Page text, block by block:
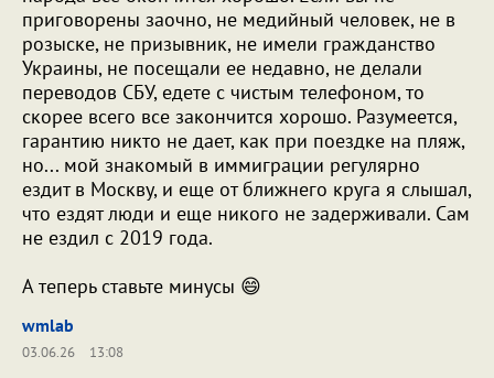
приговорены заочно, не медийный человек, не в
розыске, не призывник, не имели гражданство
Украины, не посещали ее недавно, не делали
переводов СБУ, едете с чистым телефоном, то
скорее всего все закончится хорошо. Разумеется,
гарантию никто не дает, как при поездке на пляж,
но... мой знакомый в иммиграции регулярно
ездит в Москву, и еще от ближнего круга я слышал,
что ездят люди и еще никого не задерживали. Сам
не ездил с 2019 года.
А теперь ставьте минусы 😄
wmlab
03.06.26
13:08